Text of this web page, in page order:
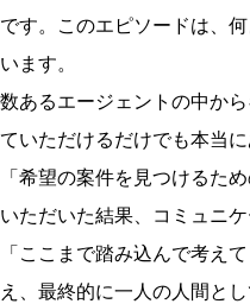
です。このエピソードは、
います。
数あるエージェントの中か
ていただけるだけでも本当
「希望の案件を見つけるた
いただいた結果、コミュニ
「ここまで踏み込んで考え
え、最終的に一人の人間と